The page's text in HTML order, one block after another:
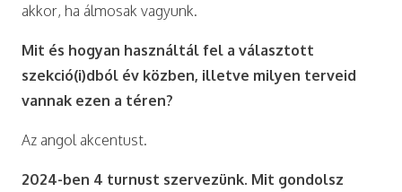
akkor, ha álmosak vagyunk.
Mit és hogyan használtál fel a választott
szekció(i)dból év közben, illetve milyen terveid
vannak ezen a téren?
Az angol akcentust.
2024-ben 4 turnust szervezünk. Mit gondolsz